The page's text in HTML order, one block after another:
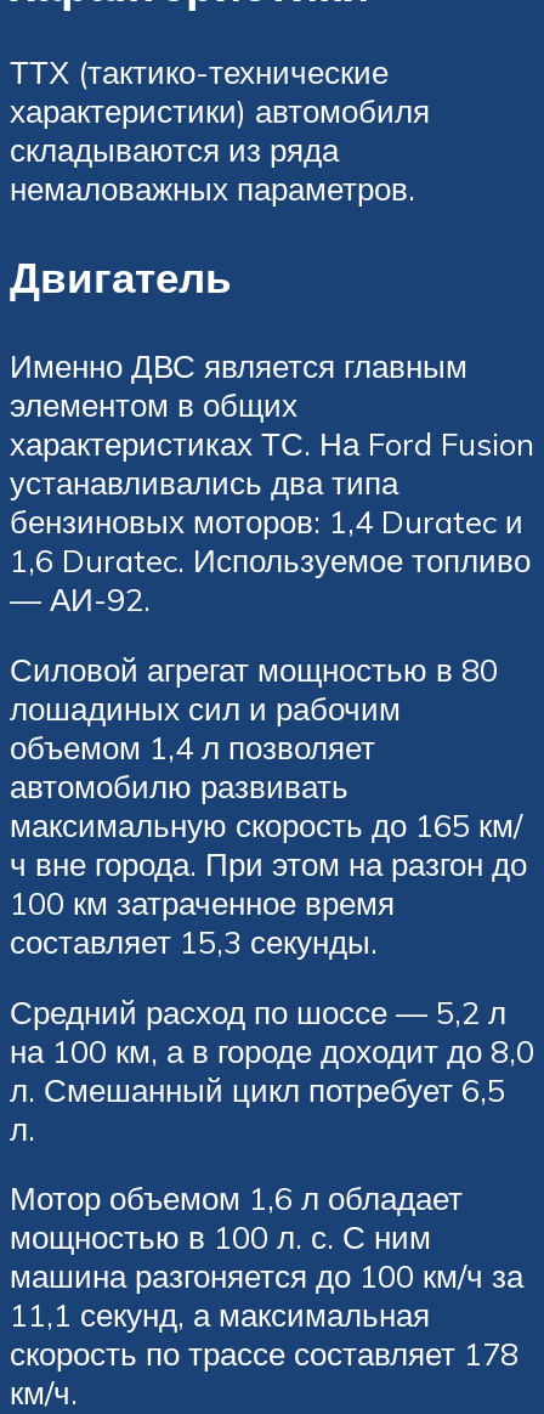
ТТХ (тактико-технические
характеристики) автомобиля
складываются из ряда
немаловажных параметров.
Двигатель
Именно ДВС является главным
элементом в общих
характеристиках ТС. На Ford Fusion
устанавливались два типа
бензиновых моторов: 1,4 Duratec и
1,6 Duratec. Используемое топливо
— АИ-92.
Силовой агрегат мощностью в 80
лошадиных сил и рабочим
объемом 1,4 л позволяет
автомобилю развивать
максимальную скорость до 165 км/
ч вне города. При этом на разгон до
100 км затраченное время
составляет 15,3 секунды.
Средний расход по шоссе — 5,2 л
на 100 км, а в городе доходит до 8,0
л. Смешанный цикл потребует 6,5
л.
Мотор объемом 1,6 л обладает
мощностью в 100 л. с. С ним
машина разгоняется до 100 км/ч за
11,1 секунд, а максимальная
скорость по трассе составляет 178
км/ч.